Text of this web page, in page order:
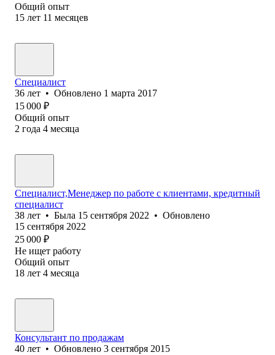
Общий опыт
15 лет 11 месяцев
Специалист
36 лет • Обновлено 1 марта 2017
15 000 ₽
Общий опыт
2 года 4 месяца
Специалист,Менеджер по работе с клиентами, кредитный
специалист
38 лет • Была 15 сентября 2022 • Обновлено
15 сентября 2022
25 000 ₽
Не ищет работу
Общий опыт
18 лет 4 месяца
Консультант по продажам
40 лет • Обновлено 3 сентября 2015